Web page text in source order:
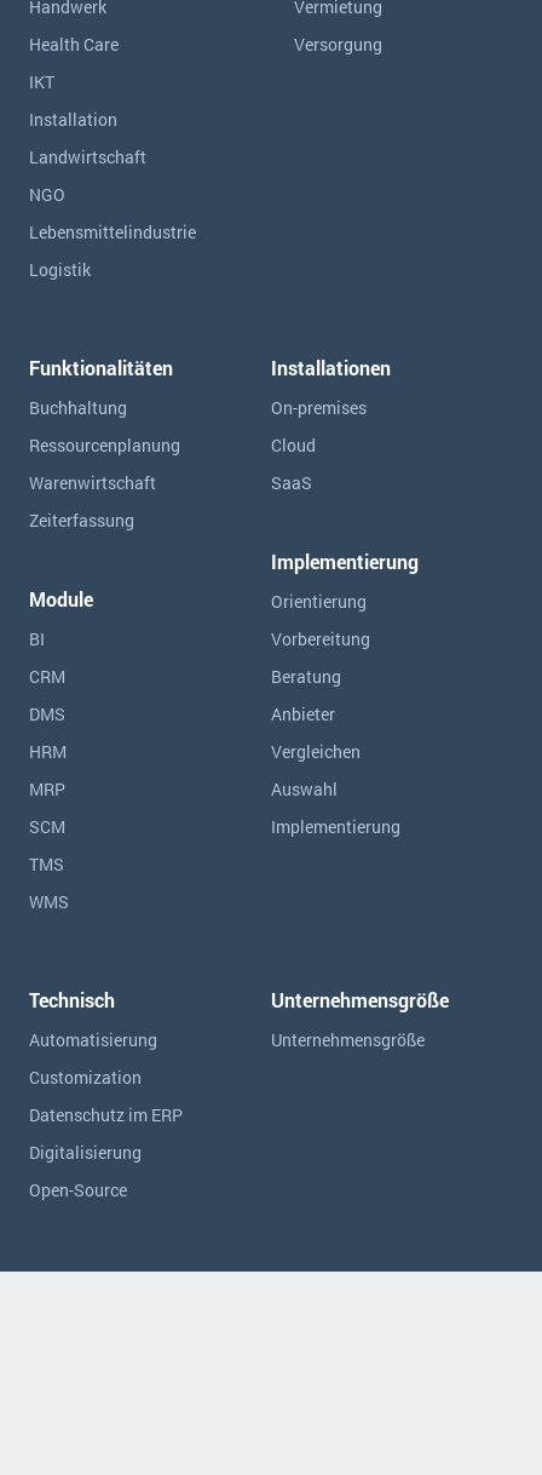
Handwerk
Health Care
IKT
Installation
Landwirtschaft
NGO
Lebensmittelindustrie
Logistik
Vermietung
Versorgung
Funktionalitäten
Buchhaltung
Ressourcen­planung
Warenwirtschaft
Zeiterfassung
Module
BI
CRM
DMS
HRM
MRP
SCM
TMS
WMS
Installationen
On-premises
Cloud
SaaS
Implementierung
Orientierung
Vorbereitung
Beratung
Anbieter
Vergleichen
Auswahl
Implementierung
Technisch
Automatisierung
Customization
Datenschutz im ERP
Digitalisierung
Open-Source
Unternehmensgröße
Unternehmensgröße